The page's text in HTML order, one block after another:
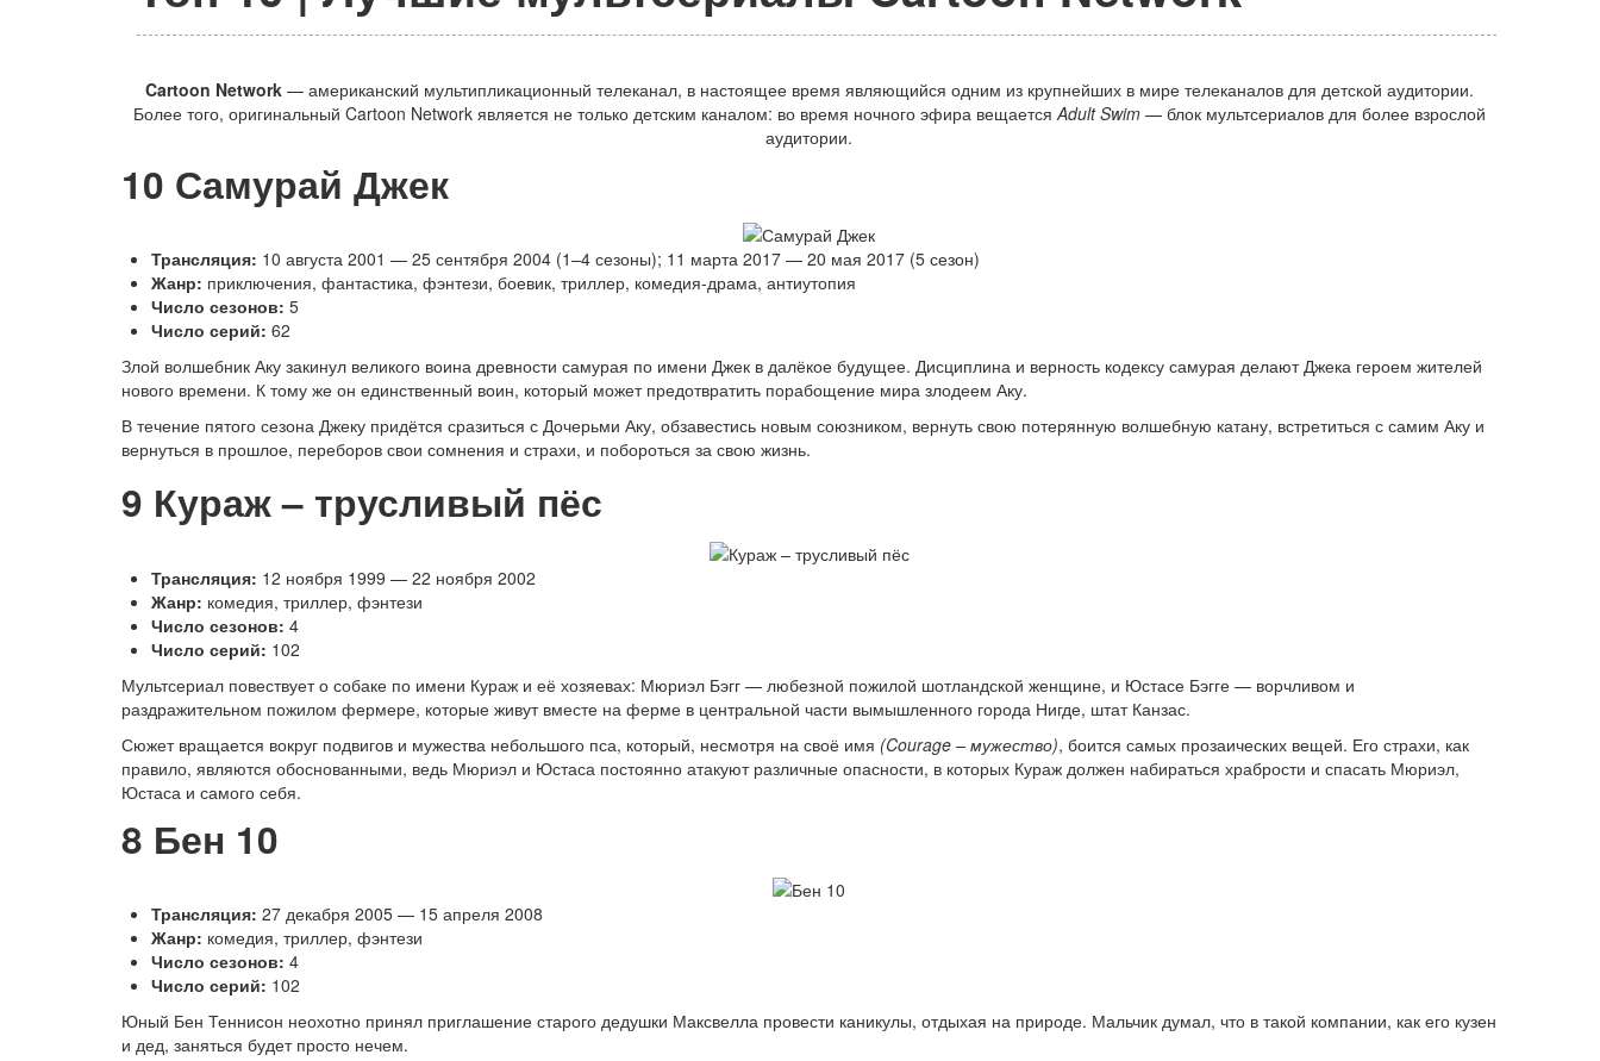
Cartoon Network— американский мультипликационный телеканал, в настоящее время являющийся одним из крупнейших в мире телеканалов для детской аудитории.
Более того, оригинальный Cartoon Network является не только детским каналом: во время ночного эфира вещаетсяAdult Swim— блок мультсериалов для более взрослой
аудитории.
10 Самурай Джек
Трансляция: 10 августа 2001 — 25 сентября 2004 (1–4 сезоны); 11 марта 2017 — 20 мая 2017 (5 сезон)
Жанр: приключения, фантастика, фэнтези, боевик, триллер, комедия-драма, антиутопия
Число сезонов: 5
Число серий: 62
Злой волшебник Аку закинул великого воина древности самурая по имени Джек в далёкое будущее. Дисциплина и верность кодексу самурая делают Джека героем жителей
нового времени. К тому же он единственный воин, который может предотвратить порабощение мира злодеем Аку.
В течение пятого сезона Джеку придётся сразиться с Дочерьми Аку, обзавестись новым союзником, вернуть свою потерянную волшебную катану, встретиться с самим Аку и
вернуться в прошлое, переборов свои сомнения и страхи, и побороться за свою жизнь.
9 Кураж – трусливый пёс
Трансляция: 12 ноября 1999 — 22 ноября 2002
Жанр: комедия, триллер, фэнтези
Число сезонов: 4
Число серий: 102
Мультсериал повествует о собаке по имени Кураж и её хозяевах: Мюриэл Бэгг — любезной пожилой шотландской женщине, и Юстасе Бэгге — ворчливом и
раздражительном пожилом фермере, которые живут вместе на ферме в центральной части вымышленного города Нигде, штат Канзас.
Сюжет вращается вокруг подвигов и мужества небольшого пса, который, несмотря на своё имя (Courage – мужество), боится самых прозаических вещей. Его страхи, как
правило, являются обоснованными, ведь Мюриэл и Юстаса постоянно атакуют различные опасности, в которых Кураж должен набираться храбрости и спасать Мюриэл,
Юстаса и самого себя.
8 Бен 10
Трансляция: 27 декабря 2005 — 15 апреля 2008
Жанр: комедия, триллер, фэнтези
Число сезонов: 4
Число серий: 102
Юный Бен Теннисон неохотно принял приглашение старого дедушки Максвелла провести каникулы, отдыхая на природе. Мальчик думал, что в такой компании, как его кузен
и дед, заняться будет просто нечем.